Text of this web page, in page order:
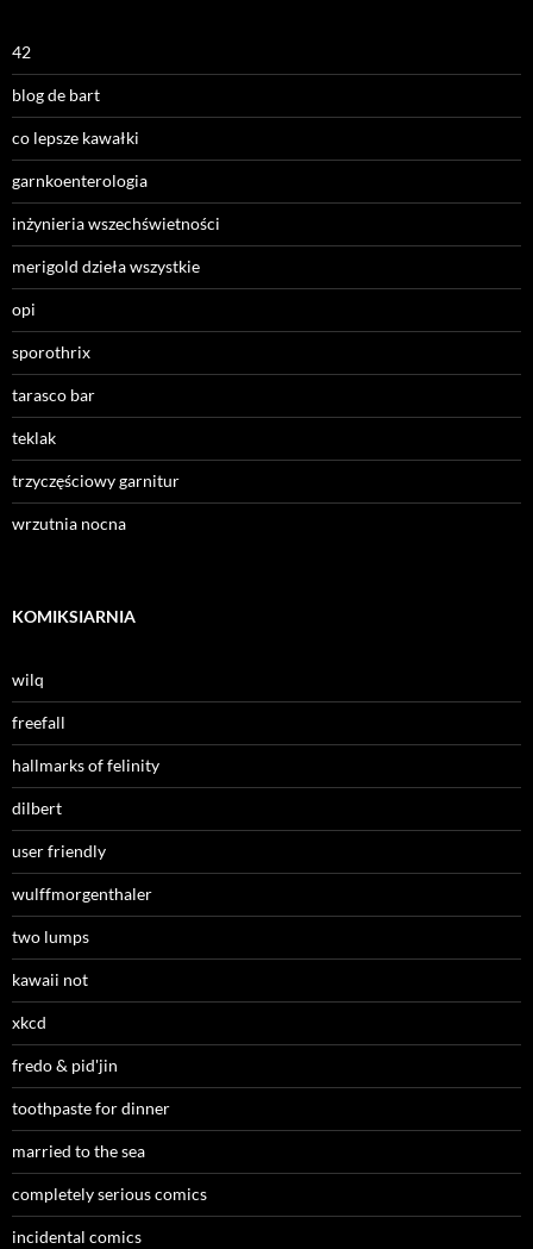
42
blog de bart
co lepsze kawałki
garnkoenterologia
inżynieria wszechświetności
merigold dzieła wszystkie
opi
sporothrix
tarasco bar
teklak
trzyczęściowy garnitur
wrzutnia nocna
KOMIKSIARNIA
wilq
freefall
hallmarks of felinity
dilbert
user friendly
wulffmorgenthaler
two lumps
kawaii not
xkcd
fredo & pid'jin
toothpaste for dinner
married to the sea
completely serious comics
incidental comics